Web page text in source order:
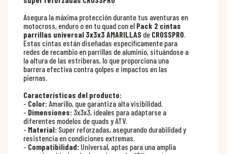
Asegura la máxima protección durante tus aventuras en
motocross, enduro o en tu quad con el Pack 2 cintas
parrillas universal 3x3x3 AMARILLAS de CROSSPRO.
Estas cintas están diseñadas específicamente para
redes de recambio en parrillas de aluminio, situándose a
la altura de las estriberas, lo que proporciona una
barrera efectiva contra golpes e impactos en las
piernas.
Características del producto:
- Color:Amarillo, que garantiza alta visibilidad.
- Dimensiones: 3x3x3, ideales para adaptarse a
diferentes modelos de quads y ATV.
- Material: Super reforzadas, asegurando durabilidad y
resistencia en condiciones extremas.
- Compatibilidad: Universal, aptas para una amplia